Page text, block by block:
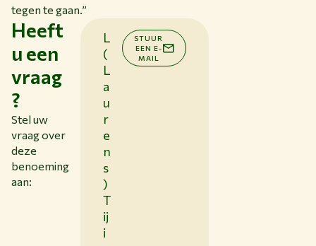
tegen te gaan.”
Heeft
u een
vraag
?
Stel uw
vraag over
deze
benoeming
aan:
L
(
L
a
u
r
e
n
s
)
T
ij
i
STUUR
EEN E-
MAIL